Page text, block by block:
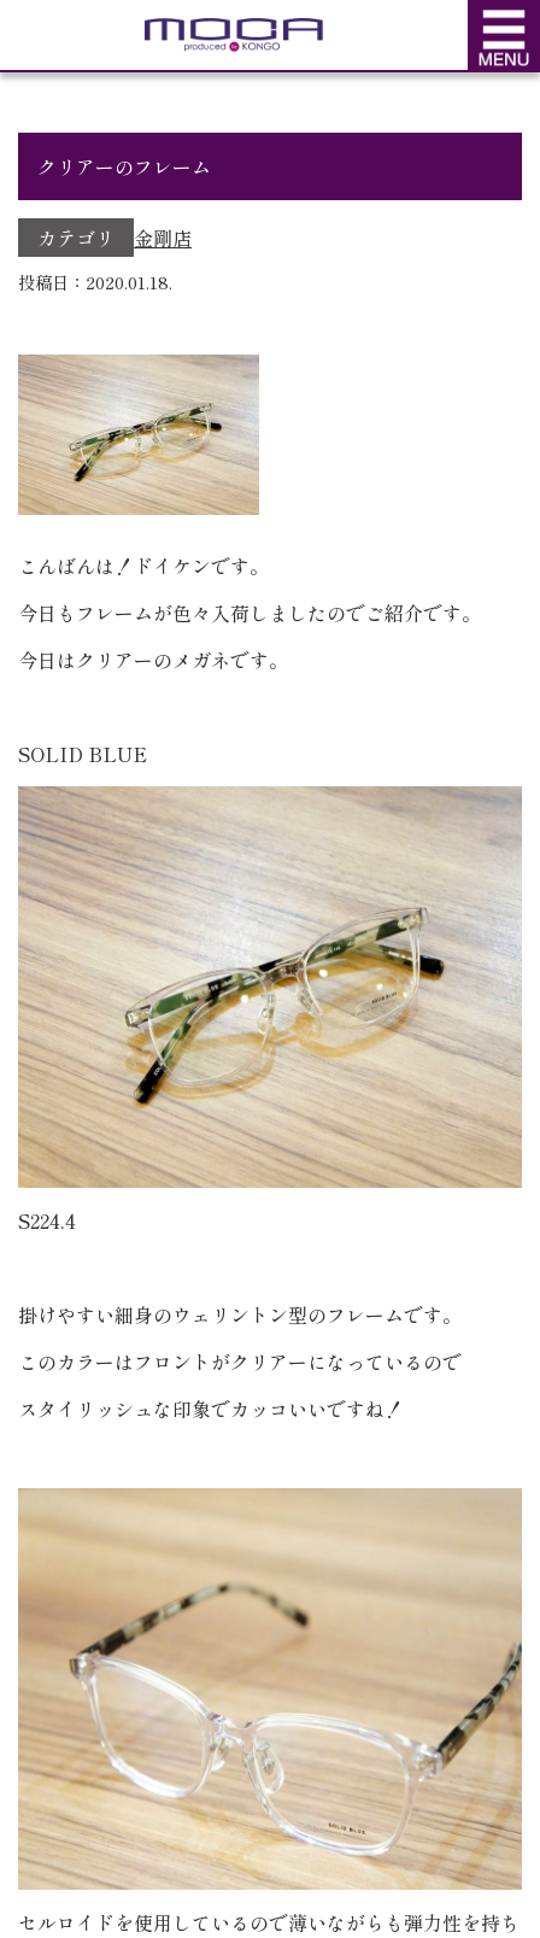
BLOG
クリアーのフレーム
カテゴリ 金剛店
投稿日：2020.01.18.
こんばんは！ドイケンです。
今日もフレームが色々入荷しましたのでご紹介です。
今日はクリアーのメガネです。
SOLID BLUE
S224.4
掛けやすい細身のウェリントン型のフレームです。
このカラーはフロントがクリアーになっているので
スタイリッシュな印象でカッコいいですね！
セルロイドを使用しているので薄いながらも弾力性を持ち